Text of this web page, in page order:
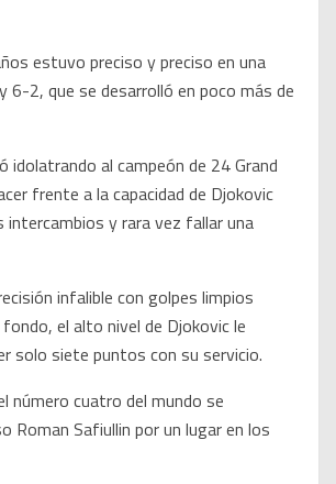
estuvo preciso y preciso en una
6-2, que se desarrolló en poco más de
idolatrando al campeón de 24 Grand
frente a la capacidad de Djokovic
intercambios y rara vez fallar una
infalible con golpes limpios
el alto nivel de Djokovic le
solo siete puntos con su servicio.
número cuatro del mundo se
Roman Safiullin por un lugar en los